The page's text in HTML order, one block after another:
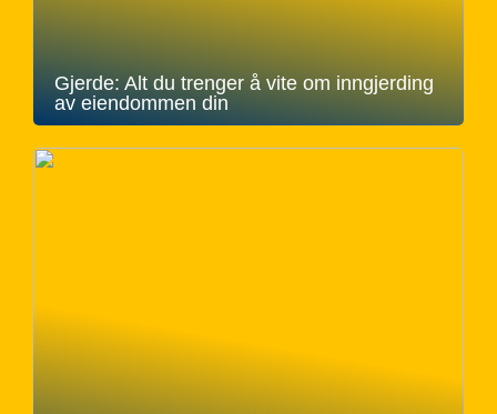
Gjerde: Alt du trenger å vite om inngjerding
av eiendommen din